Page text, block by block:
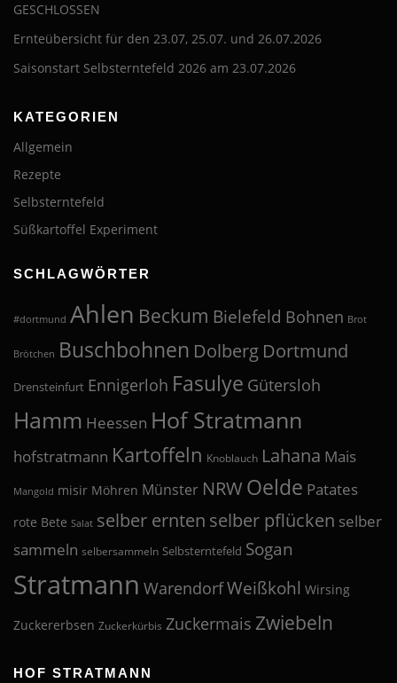
GESCHLOSSEN
Ernteübersicht für den 23.07, 25.07. und 26.07.2026
Saisonstart Selbsterntefeld 2026 am 23.07.2026
KATEGORIEN
Allgemein
Rezepte
Selbsterntefeld
Süßkartoffel Experiment
SCHLAGWÖRTER
#dortmund Ahlen Beckum Bielefeld Bohnen Brot
Brötchen Buschbohnen Dolberg Dortmund
Drensteinfurt Ennigerloh Fasulye Gütersloh
Hamm Heessen Hof Stratmann
hofstratmann Kartoffeln Knoblauch Lahana Mais
Mangold misir Möhren Münster NRW Oelde Patates
rote Bete Salat selber ernten selber pflücken selber
sammeln selbersammeln Selbsterntefeld Sogan
Stratmann WarendorfWeißkohl Wirsing
Zuckererbsen Zuckerkürbis Zuckermais Zwiebeln
HOF STRATMANN